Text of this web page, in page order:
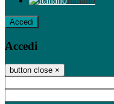
Accedi
Accedi
button close ×